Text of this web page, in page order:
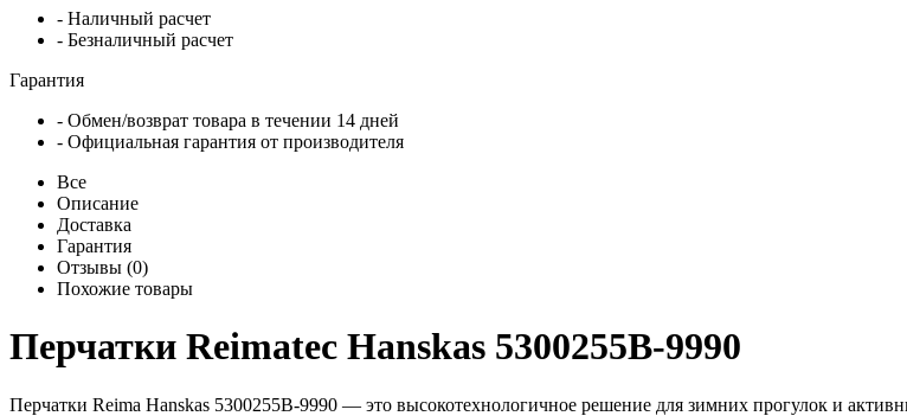
- Наличный расчет
- Безналичный расчет
Гарантия
- Обмен/возврат товара в течении 14 дней
- Официальная гарантия от производителя
Все
Описание
Доставка
Гарантия
Отзывы (0)
Похожие товары
Перчатки Reimatec Hanskas 5300255B-9990
Перчатки Reima Hanskas 5300255B-9990 — это высокотехнологичное решение для зимних прогулок и